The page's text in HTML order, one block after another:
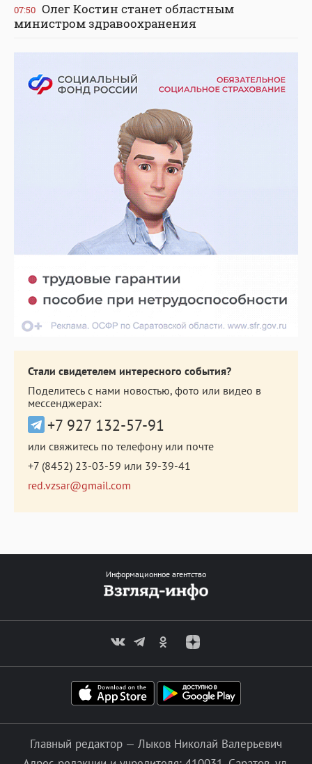
07:50 Олег Костин станет областным
министром здравоохранения
Стали свидетелем интересного события?
Поделитесь с нами новостью, фото или видео в
мессенджерах:
+7 927 132-57-91
или свяжитесь по телефону или почте
+7 (8452) 23-03-59 или 39-39-41
red.vzsar@gmail.com
Информационное агентство
Главный редактор — Лыков Николай Валерьевич